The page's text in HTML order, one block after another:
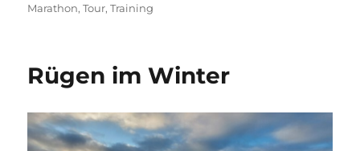
am
Marathon,Tour,Training
Rügen im Winter